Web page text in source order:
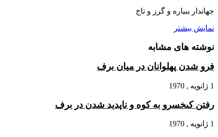
جهاندار بى‏یاره و گرز و تاج‏
نمایش بیشتر
نوشته های مشابه
فرو شدن پهلوانان در میان برف
1 ژانویه , 1970
رفتن کى‏خسرو به کوه و ناپدید شدن در برف
1 ژانویه , 1970